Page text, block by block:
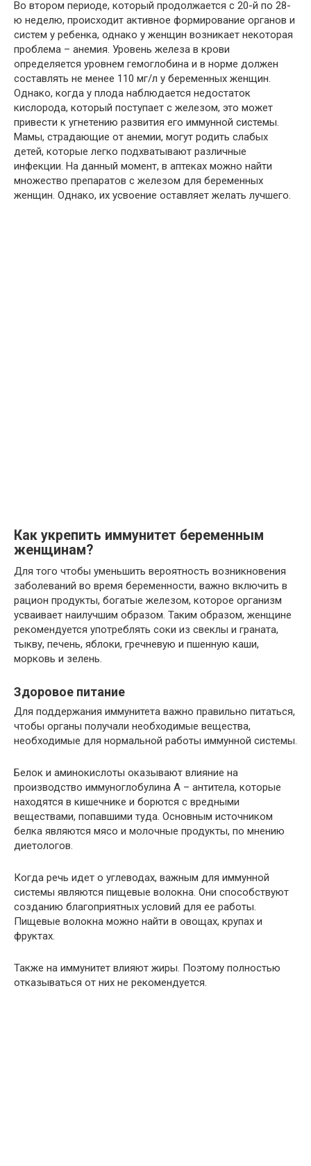
Во втором периоде, который продолжается с 20-й по 28-
ю неделю, происходит активное формирование органов и
систем у ребенка, однако у женщин возникает некоторая
проблема – анемия. Уровень железа в крови
определяется уровнем гемоглобина и в норме должен
составлять не менее 110 мг/л у беременных женщин.
Однако, когда у плода наблюдается недостаток
кислорода, который поступает с железом, это может
привести к угнетению развития его иммунной системы.
Мамы, страдающие от анемии, могут родить слабых
детей, которые легко подхватывают различные
инфекции. На данный момент, в аптеках можно найти
множество препаратов с железом для беременных
женщин. Однако, их усвоение оставляет желать лучшего.
Как укрепить иммунитет беременным
женщинам?
Для того чтобы уменьшить вероятность возникновения
заболеваний во время беременности, важно включить в
рацион продукты, богатые железом, которое организм
усваивает наилучшим образом. Таким образом, женщине
рекомендуется употреблять соки из свеклы и граната,
тыкву, печень, яблоки, гречневую и пшенную каши,
морковь и зелень.
Здоровое питание
Для поддержания иммунитета важно правильно питаться,
чтобы органы получали необходимые вещества,
необходимые для нормальной работы иммунной системы.
Белок и аминокислоты оказывают влияние на
производство иммуноглобулина А – антитела, которые
находятся в кишечнике и борются с вредными
веществами, попавшими туда. Основным источником
белка являются мясо и молочные продукты, по мнению
диетологов.
Когда речь идет о углеводах, важным для иммунной
системы являются пищевые волокна. Они способствуют
созданию благоприятных условий для ее работы.
Пищевые волокна можно найти в овощах, крупах и
фруктах.
Также на иммунитет влияют жиры. Поэтому полностью
отказываться от них не рекомендуется.